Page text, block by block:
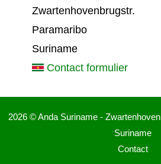
Zwartenhovenbrugstr.
Paramaribo
Suriname
Contact formulier
2026 © Anda Suriname -
Suriname
Contact